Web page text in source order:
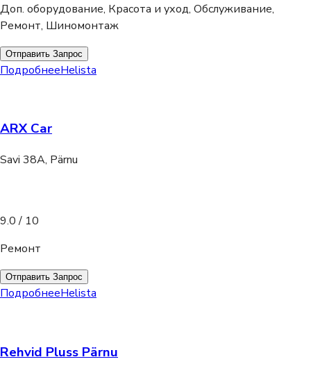
Доп. оборудование, Красота и уход, Обслуживание,
Ремонт, Шиномонтаж
Отправить Запрос
ПодробнееHelista
ARX Car
Savi 38A, Pärnu
9.0 / 10
Ремонт
Отправить Запрос
ПодробнееHelista
Rehvid Pluss Pärnu